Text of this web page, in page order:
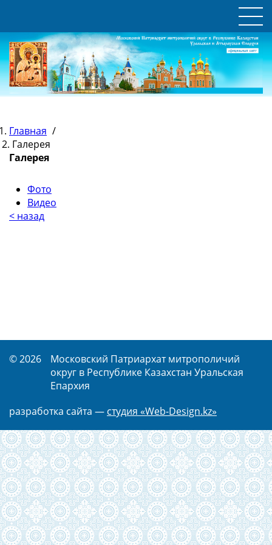
Главная /
Галерея
Галерея
Фото
Видео
< назад
© 2026
Московский Патриархат митрополичий
округ в Республике Казахстан Уральская
Епархия
разработка сайта — студия «Web-Design.kz»